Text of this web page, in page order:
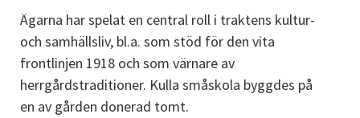
Ägarna har spelat en central roll i traktens kultur-
och samhällsliv, bl.a. som stöd för den vita
frontlinjen 1918 och som värnare av
herrgårdstraditioner. Kulla småskola byggdes på
en av gården donerad tomt.